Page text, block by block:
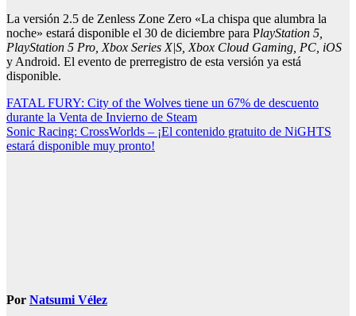
La versión 2.5 de Zenless Zone Zero «La chispa que alumbra la
noche» estará disponible el 30 de diciembre para PlayStation 5,
PlayStation 5 Pro, Xbox Series X|S, Xbox Cloud Gaming, PC, iOS
y Android. El evento de prerregistro de esta versión ya está
disponible.
Navegación
de
entradas
FATAL FURY: City of the Wolves tiene un 67% de descuento
durante la Venta de Invierno de Steam
Sonic Racing: CrossWorlds – ¡El contenido gratuito de NiGHTS
estará disponible muy pronto!
Por Natsumi Vélez